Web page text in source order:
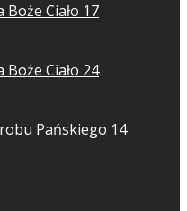
Ciało 17
Ciało 24
Pańskiego 14